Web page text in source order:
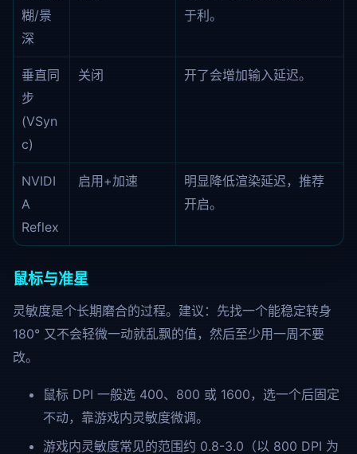
糊/景
深
于利。
垂直同
步
(VSyn
c)
关闭 开了会增加输入延迟。
NVIDI
A
Reflex
启用+加速
明显降低渲染延迟，推荐
开启。
鼠标与准星
灵敏度是个长期磨合的过程。建议：先找一个能稳定转身
180° 又不会轻微一动就乱飘的值，然后至少用一周不要
改。
鼠标 DPI 一般选 400、800 或 1600，选一个后固定
不动，靠游戏内灵敏度微调。
游戏内灵敏度常见的范围约 0.8-3.0（以 800 DPI 为